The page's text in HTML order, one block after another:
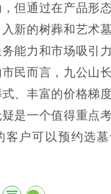
但通过在产品形
新的树葬和艺术
能力和市场吸引
民而言，九公山
、丰富的价格梯
是一个值得重点
客户可以预约选